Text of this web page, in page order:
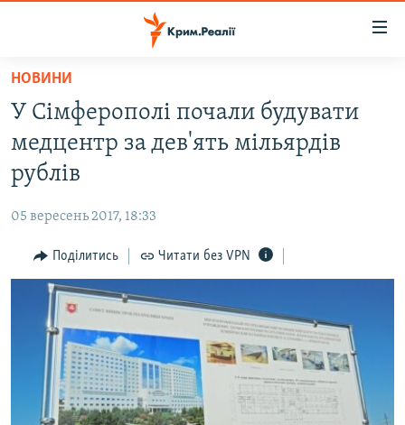
Перейти
основного
матеріалу
Перейти
до
основної
навігації
Перейти
до
пошуку
НОВИНИ
ВОДА.КРИМ
ВІДЕО ТА ФОТО
БЛОГИ
ПОГЛЯД
ІНТЕРВ'Ю
ВСЕ ЗА ДЕНЬ
СПЕЦПРОЕКТИ
ДЕПОРТАЦІЯ
ВІДЕОУРОКИ «ELIFBE»
ЯК ОБІЙТИ БЛОКУВАННЯ
НОВИНИ
У Сімферополі почали будувати
медцентр за дев'ять мільярдів
рублів
05 вересень 2017, 18:33
Поділитись Читати без VPN